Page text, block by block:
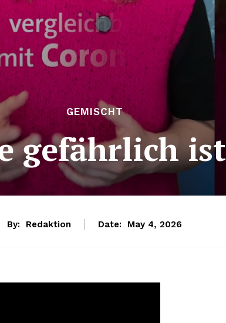
GEMISCHT
gefährlich
By: Redaktion Date: May 4, 2026